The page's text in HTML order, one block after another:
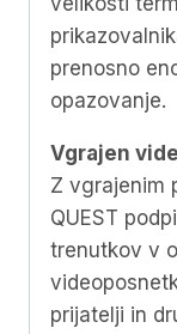
prenosno
opazovanje.
Vgrajen
Z vgrajenim
QUEST
trenutkov v
prijatelji in